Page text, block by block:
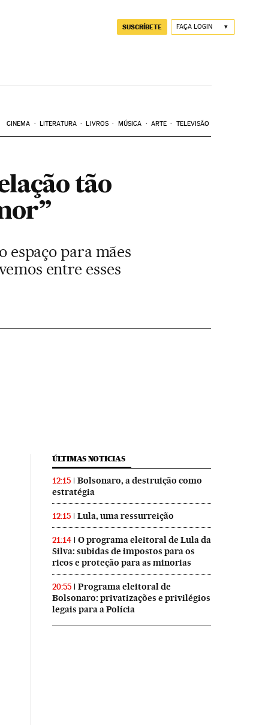
SUSCRÍBETE FAÇA LOGIN
CINEMA LITERATURA LIVROS MÚSICA ARTE TELEVISÃO
tão
espaço para mães
entre esses
ÚLTIMAS NOTICIAS
12:15
Bolsonaro, a destruição como
estratégia
12:15 Lula, uma ressurreição
21:14
O programa eleitoral de Lula da
Silva: subidas de impostos para os
ricos e proteção para as minorias
20:55
Programa eleitoral de
Bolsonaro: privatizações e privilégios
legais para a Polícia